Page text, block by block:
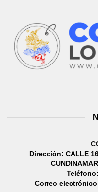
Dirección: CALLE
Correo